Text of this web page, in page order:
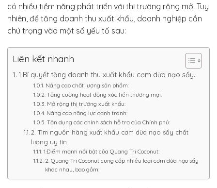
có nhiều tiềm năng phát triển với thị trường rộng mở. Tuy
nhiên, để tăng doanh thu xuất khẩu, doanh nghiệp cần
chú trọng vào một số yếu tố sau:
Liên kết nhanh
1.Bí quyết tăng doanh thu xuất khẩu cơm dừa nạo sấy.
Nâng cao chất lượng sản phẩm:
Tăng cường hoạt động xúc tiến thương mại:
Mở rộng thị trường xuất khẩu:
Nâng cao năng lực cạnh tranh:
Tận dụng các chính sách hỗ trợ của Chính phủ:
2. Tìm nguồn hàng xuất khẩu cơm dừa nạo sấy chất
lượng uy tín.
1.Điểm mạnh nổi bật của Quang Tri Coconut:
2. Quang Tri Coconut cung cấp nhiều loại cơm dừa nạo sấy
khác nhau, bao gồm: